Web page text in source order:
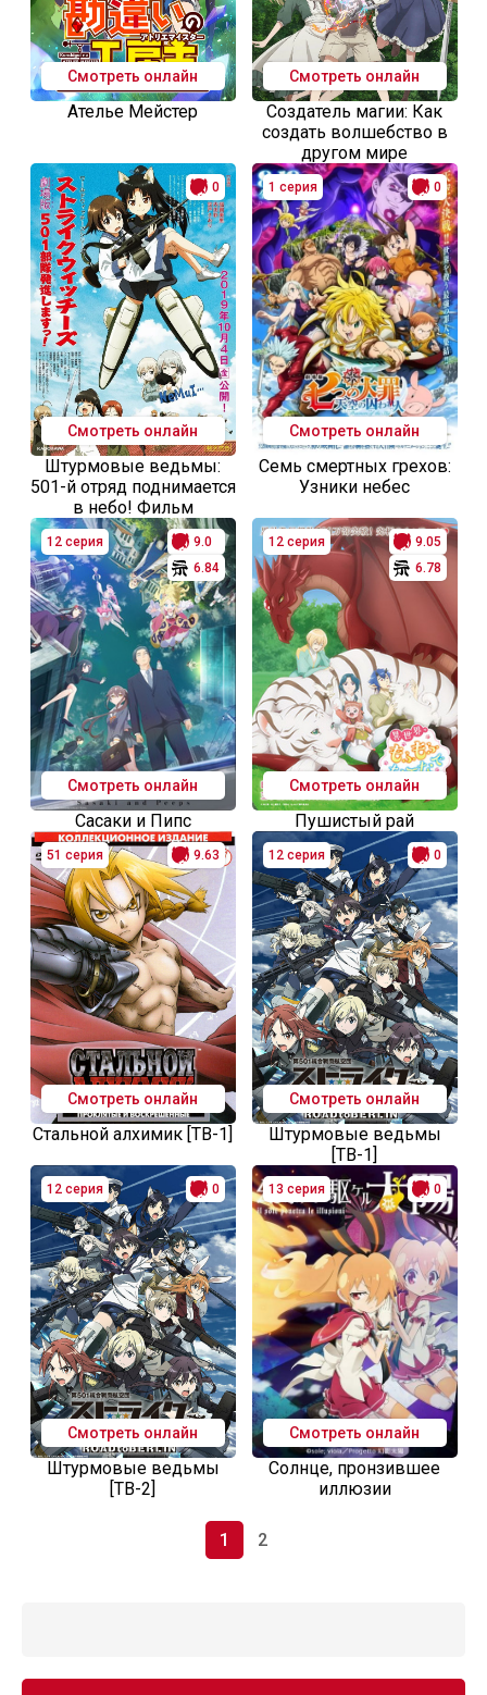
Смотреть онлайн
Ателье Мейстер
Смотреть онлайн
Создатель магии: Как
создать волшебство в
другом мире
0
Смотреть онлайн
Штурмовые ведьмы:
501-й отряд поднимается
в небо! Фильм
1 серия 0
Смотреть онлайн
Семь смертных грехов:
Узники небес
12 серия
9.0
6.84
Смотреть онлайн
Сасаки и Пипс
12 серия
9.05
6.78
Смотреть онлайн
Пушистый рай
51 серия 9.63
Смотреть онлайн
Стальной алхимик [ТВ-1]
12 серия 0
Смотреть онлайн
Штурмовые ведьмы
[ТВ-1]
12 серия 0
Смотреть онлайн
Штурмовые ведьмы
[ТВ-2]
13 серия 0
Смотреть онлайн
Солнце, пронзившее
иллюзии
1 2